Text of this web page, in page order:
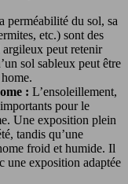
perméabilité du sol, sa
etc.) sont des
argileux peut retenir
sol sableux peut être
: L’ensoleillement,
pour le
Une exposition plein
tandis qu’une
froid et humide. Il
une exposition adaptée